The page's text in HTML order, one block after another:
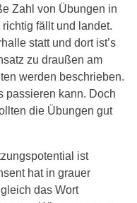
Zahl von Übungen in
fällt und landet.
statt und dort ist’s
zu draußen am
werden beschrieben.
passieren kann. Doch
die Übungen gut
ist
hat in grauer
das Wort